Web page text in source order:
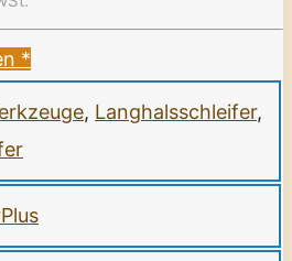
*
, Langhalsschleifer,